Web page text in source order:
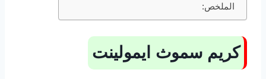
الملخص:
كريم سموث ايمولينت